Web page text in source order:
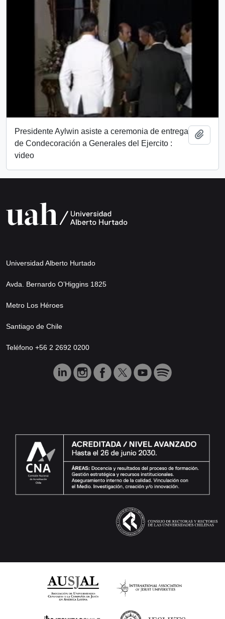
Presidente Aylwin asiste a ceremonia de entrega
de Condecoración a Generales del Ejercito :
video
Universidad Alberto Hurtado
Avda. Bernardo O’Higgins 1825
Metro Los Héroes
Santiago de Chile
Teléfono +56 2 2692 0200